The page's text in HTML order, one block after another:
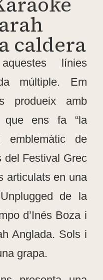
caldera
línies
múltiple. Em
produeix amb
que ens fa “la
emblemàtic de
del Festival Grec
articulats en una
de la
d’Inés Boza i
Anglada. Sols i
grapa.